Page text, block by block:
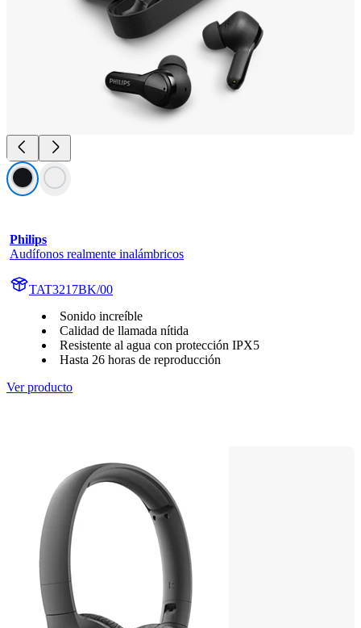
Philips
Audífonos realmente inalámbricos
TAT3217BK/00
Sonido increíble
Calidad de llamada nítida
Resistente al agua con protección IPX5
Hasta 26 horas de reproducción
Ver producto